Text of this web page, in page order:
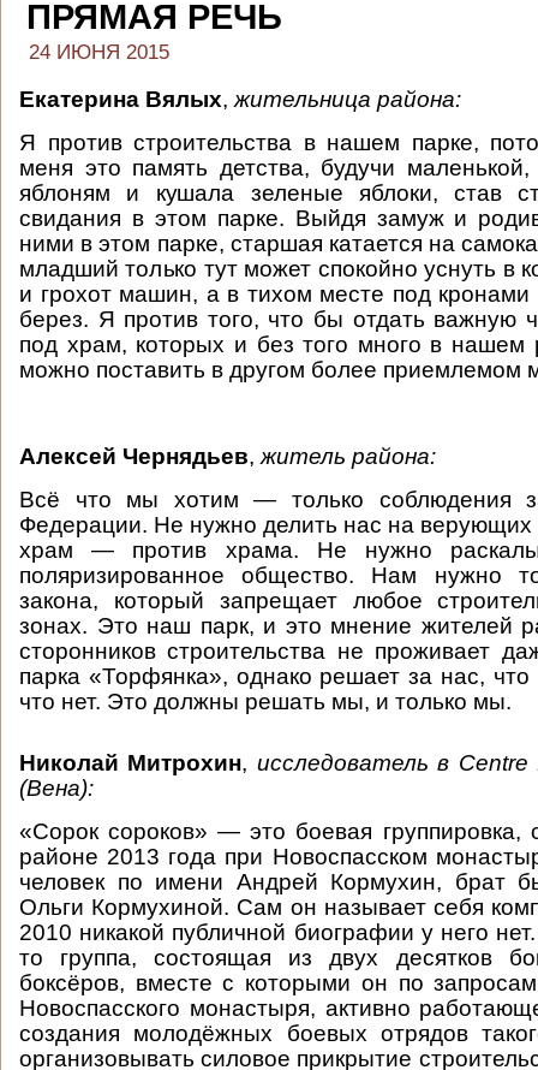
ПРЯМАЯ РЕЧЬ
24 ИЮНЯ 2015
Екатерина Вялых, жительница района:
Я против строительства в нашем парке,
меня это память детства, будучи
яблоням и кушала зеленые яблоки, став
свидания в этом парке. Выйдя замуж и
ними в этом парке, старшая катается на
младший только тут может спокойно уснуть в
и грохот машин, а в тихом месте под кронами
берез. Я против того, что бы отдать важную
под храм, которых и без того много в нашем
можно поставить в другом более приемлемом
Алексей Чернядьев, житель района:
Всё что мы хотим — только соблюдения
Федерации. Не нужно делить нас на
храм — против храма. Не нужно
поляризированное общество. Нам нужно
закона, который запрещает любое
зонах. Это наш парк, и это мнение жителей
сторонников строительства не проживает
парка «Торфянка», однако решает за нас,
что нет. Это должны решать мы, и только мы.
Николай Митрохин, исследователь в Centre
(Вена):
«Сорок сороков» — это боевая группировка,
районе 2013 года при Новоспасском
человек по имени Андрей Кормухин, брат
Ольги Кормухиной. Сам он называет себя
2010 никакой публичной биографии у него
то группа, состоящая из двух десятков
боксёров, вместе с которыми он по
Новоспасского монастыря, активно
создания молодёжных боевых отрядов
организовывать силовое прикрытие